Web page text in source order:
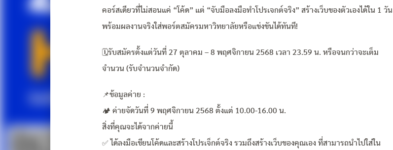
คอร์สเดียวที่ไม่สอนแค่ “โค้ด” แต่ “จับมือลงมือทำโปรเจกต์จริง” สร้างเว็บของตัวเองได้ใน 1 วัน
พร้อมผลงานจริงใส่พอร์ตสมัครมหาวิทยาลัยหรือแข่งขันได้ทันที!
🗓️รับสมัครตั้งแต่วันที่ 27 ตุลาคม – 8 พฤศจิกายน 2568 เวลา 23.59 น. หรือจนกว่าจะเต็ม
จำนวน (รับจำนวนจำกัด)
📌ข้อมูลค่าย :
🏕️ ค่ายจัดวันที่ 9 พฤศจิกายน 2568 ตั้งแต่ 10.00-16.00 น.
สิ่งที่คุณจะได้จากค่ายนี้
✅ ได้ลงมือเขียนโค้ดและสร้างโปรเจ็กต์จริง รวมถึงสร้างเว็บของคุณเอง ที่สามารถนำไปใส่ใน